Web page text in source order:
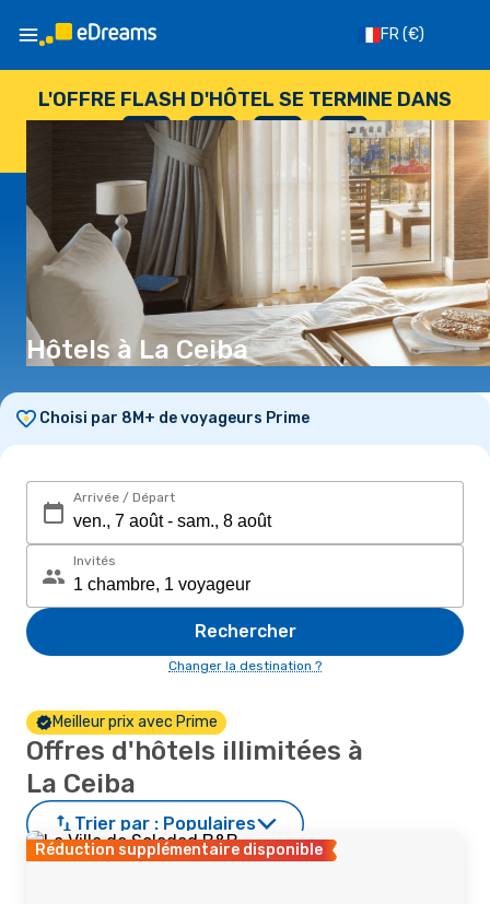
FR(€)
L'OFFRE FLASH D'HÔTEL SE TERMINE DANS
--
JOURS
: --
HEURES
: --
SECONDES
Hôtels à La Ceiba
Choisi par 8M+ de voyageurs Prime
Arrivée / Départ
Invités
Rechercher
Changer la destination ?
Meilleur prix avec Prime
Offres d'hôtels illimitées à
La Ceiba
Trier par : Populaires
Réduction supplémentaire disponible